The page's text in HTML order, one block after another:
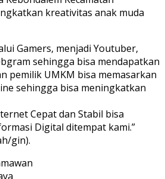
kreativitas anak muda
Gamers, menjadi Youtuber,
sehingga bisa mendapatkan
pemilik UMKM bisa memasarkan
sehingga bisa meningkatkan
Cepat dan Stabil bisa
Digital ditempat kami.”
gin).